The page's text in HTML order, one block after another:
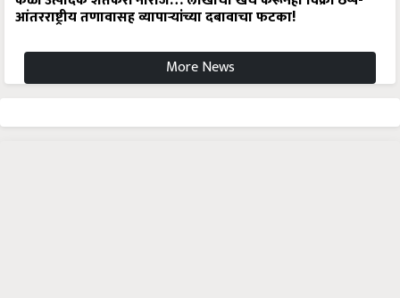
आंतरराष्ट्रीय तणावासह व्यापाऱ्यांच्या दबावाचा फटका!
More News